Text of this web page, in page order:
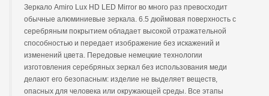
Зеркало Amiro Lux HD LED Mirror во много раз превосходит
обычные алюминиевые зеркала. 6.5 дюймовая поверхность с
серебряным покрытием обладает высокой отражательной
способностью и передает изображение без искажений и
изменений цвета. Передовые немецкие технологии
изготовления серебряных зеркал без использования меди
делают его безопасным: изделие не выделяет веществ,
опасных для человека или окружающей среды. Все этапы